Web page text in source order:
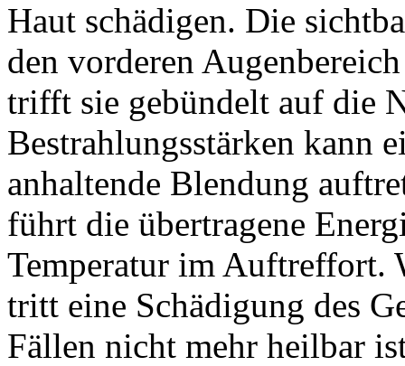
Haut schädigen. Die
den vorderen
trifft sie gebündelt auf die
Bestrahlungsstärken kann
anhaltende Blendung
führt die übertragene
Temperatur im Auftreffort.
tritt eine Schädigung des
Fällen nicht mehr heilbar